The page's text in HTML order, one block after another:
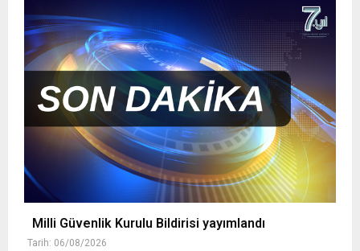
Milli Güvenlik Kurulu Bildirisi yayımlandı
Tarih: 06/08/2026